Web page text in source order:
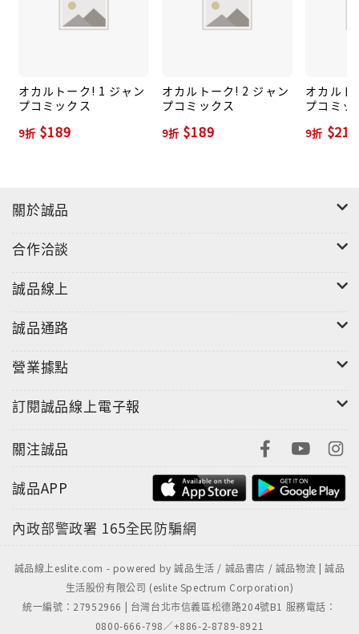
オカルトーク! 1 ジャン
プコミックス
9折 $189
オカルトーク! 2 ジャン
プコミックス
9折 $189
オカルト
プコミッ
9折 $211
關於誠品
合作洽談
誠品線上
誠品通路
營業據點
訂閱誠品線上電子報
關注誠品
誠品APP
內政部警政署 165全民防騙網
誠品線上eslite.com - powered by 誠品生活 / 誠品書店 / 誠品物流 | 誠品
生活股份有限公司 (eslite Spectrum Corporation)
統一編號：27952966 | 台灣台北市信義區松德路204號B1 服務電話：
0800-666-798／+886-2-8789-8921